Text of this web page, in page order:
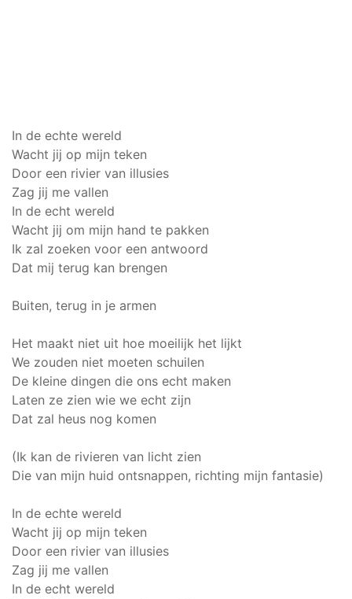
In de echte wereld
Wacht jij op mijn teken
Door een rivier van illusies
Zag jij me vallen
In de echt wereld
Wacht jij om mijn hand te pakken
Ik zal zoeken voor een antwoord
Dat mij terug kan brengen
Buiten, terug in je armen
Het maakt niet uit hoe moeilijk het lijkt
We zouden niet moeten schuilen
De kleine dingen die ons echt maken
Laten ze zien wie we echt zijn
Dat zal heus nog komen
(Ik kan de rivieren van licht zien
Die van mijn huid ontsnappen, richting mijn fantasie)
In de echte wereld
Wacht jij op mijn teken
Door een rivier van illusies
Zag jij me vallen
In de echt wereld